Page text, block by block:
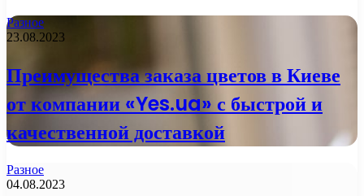
Разное
23.08.2023
Преимущества заказа цветов в Киеве
от компании «Yes.ua» с быстрой и
качественной доставкой
Разное
04.08.2023